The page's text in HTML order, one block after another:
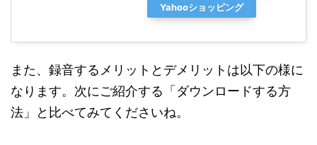
Yahooショッピング
また、録音するメリットとデメリットは以下の様に
なります。次にご紹介する「ダウンロードする方
法」と比べてみてくださいね。